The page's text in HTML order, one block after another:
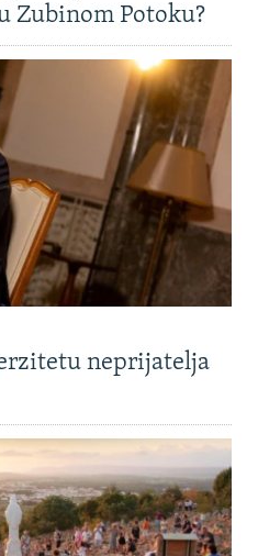
Zubinom Potoku?
neprijatelja